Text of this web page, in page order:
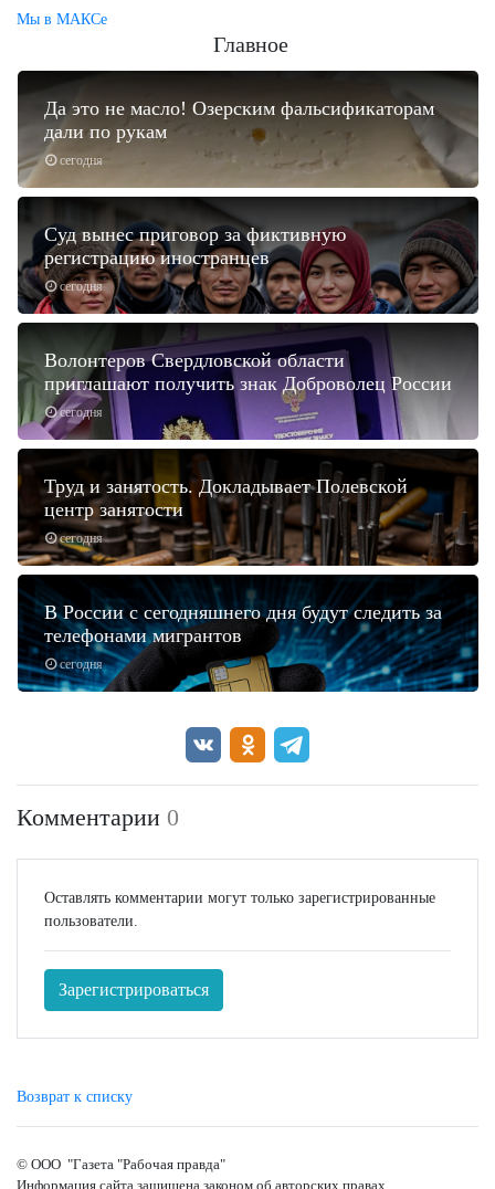
Мы в МАКСе
Главное
сегодня
Да это не масло! Озерским фальсификаторам
дали по рукам
сегодня
Суд вынес приговор за фиктивную
регистрацию иностранцев
сегодня
Волонтеров Свердловской области
приглашают получить знак Доброволец России
сегодня
Труд и занятость. Докладывает Полевской
центр занятости
сегодня
В России с сегодняшнего дня будут следить за
телефонами мигрантов
Комментарии 0
Оставлять комментарии могут только зарегистрированные
пользователи.
Зарегистрироваться
Возврат к списку
© ООО "Газета "Рабочая правда"
Информация сайта защищена законом об авторских правах.